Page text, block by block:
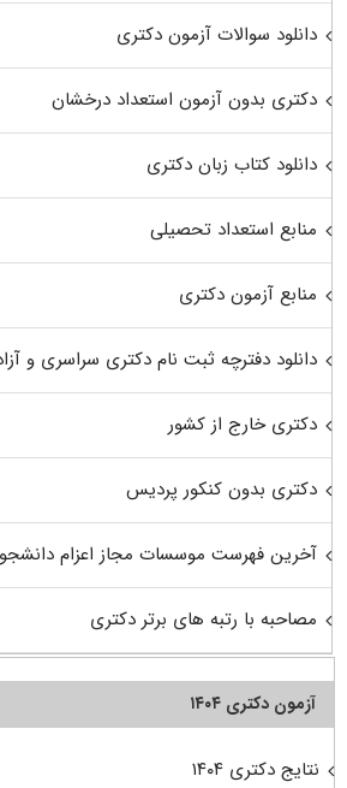
دانلود سوالات آزمون دکتری
دکتری بدون آزمون استعداد درخشان
دانلود کتاب زبان دکتری
منابع استعداد تحصیلی
منابع آزمون دکتری
دانلود دفترچه ثبت نام دکتری سراسری و
دکتری خارج از کشور
دکتری بدون کنکور پردیس
آخرین فهرست موسسات مجاز اعزام
مصاحبه با رتبه های برتر دکتری
آزمون دکتری ۱۴۰۴
نتایج دکتری ۱۴۰۴